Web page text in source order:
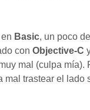
Basic, un poco
conObjective-C
mal (culpa mía).
mal trastear el lado